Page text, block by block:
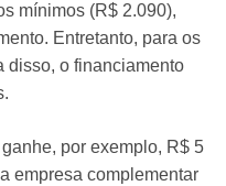
mínimos (R$ 2.090),
Entretanto, para os
disso, o financiamento
por exemplo, R$ 5
empresa complementar